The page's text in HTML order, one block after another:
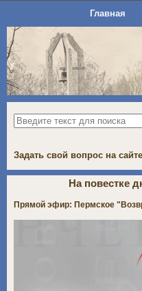
Главная
Задать свой вопрос на сайте
На повестке
Прямой эфир: Пермское